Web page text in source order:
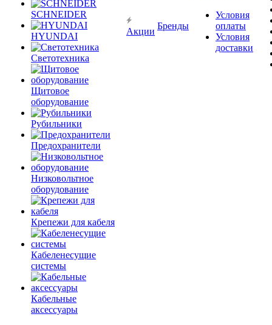
SCHNEIDER
HYUNDAI
Светотехника
Щитовое
оборудование
Рубильники
Предохранители
Низковольтное
оборудование
Крепежи для кабеля
Кабеленесущие
системы
Кабельные
аксессуары
Акции
Бренды
Условия
оплаты
Условия
доставки